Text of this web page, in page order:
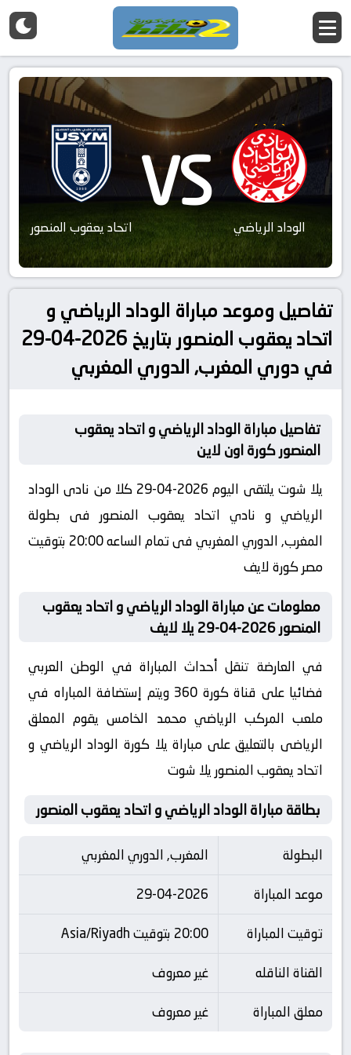
الوداد الرياضي VS اتحاد يعقوب المنصور
تفاصيل وموعد مباراة الوداد الرياضي و
اتحاد يعقوب المنصور بتاريخ 2026-04-29
في دوري المغرب, الدوري المغربي
تفاصيل مباراة الوداد الرياضي و اتحاد يعقوب
المنصور كورة اون لاين
يلا شوت يلتقى اليوم 2026-04-29 كلا من نادى الوداد
الرياضي و نادي اتحاد يعقوب المنصور فى بطولة
المغرب, الدوري المغربي فى تمام الساعه 20:00 بتوقيت
مصر كورة لايف
معلومات عن مباراة الوداد الرياضي و اتحاد يعقوب
المنصور 2026-04-29 يلا لايف
في العارضة تنقل أحداث المباراة في الوطن العربي
فضائيا على قناة كورة 360 ويتم إستضافة المباراه في
ملعب المركب الرياضي محمد الخامس يقوم المعلق
الرياضى بالتعليق على مباراة يلا كورة الوداد الرياضي و
اتحاد يعقوب المنصور يلا شوت
بطاقة مباراة الوداد الرياضي و اتحاد يعقوب المنصور
البطولة
المغرب, الدوري المغربي
موعد المباراة
29-04-2026
توقيت المباراة
20:00 بتوقيت Asia/Riyadh
القناة الناقله
غير معروف
معلق المباراة
غير معروف